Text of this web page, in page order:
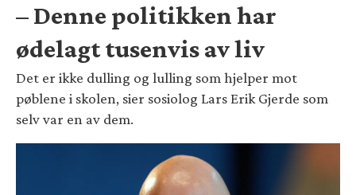
– Denne politikken har
ødelagt tusenvis av liv
Det er ikke dulling og lulling som hjelper mot
pøblene i skolen, sier sosiolog Lars Erik Gjerde som
selv var en av dem.